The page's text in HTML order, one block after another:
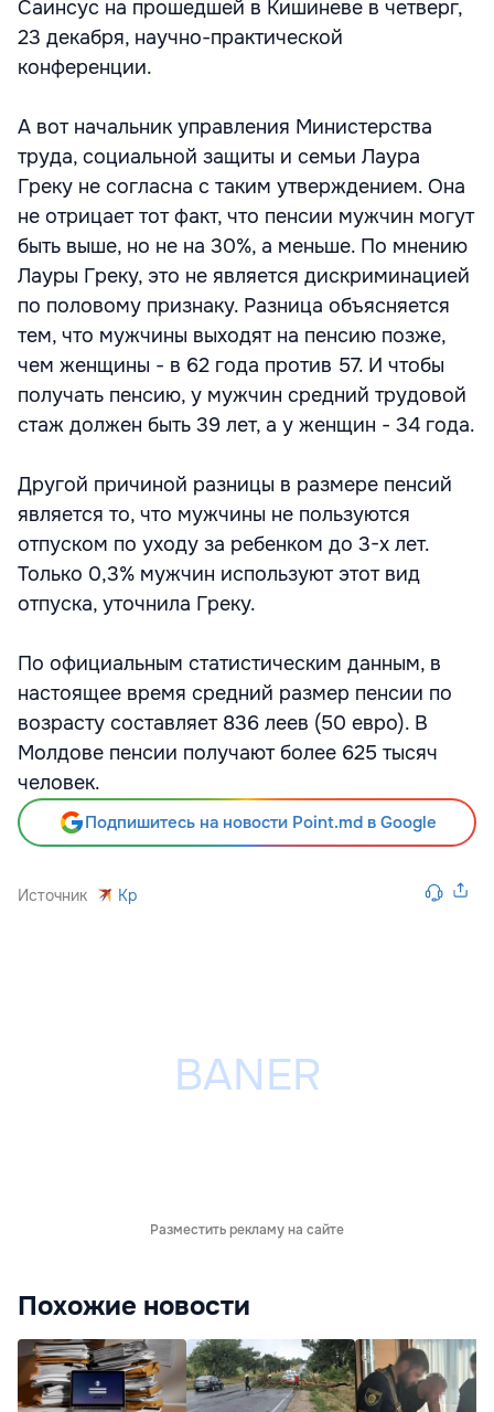
Саинсус на прошедшей в Кишиневе в четверг,
23 декабря, научно-практической
конференции.
А вот начальник управления Министерства
труда, социальной защиты и семьи Лаура
Греку не согласна с таким утверждением. Она
не отрицает тот факт, что пенсии мужчин могут
быть выше, но не на 30%, а меньше. По мнению
Лауры Греку, это не является дискриминацией
по половому признаку. Разница объясняется
тем, что мужчины выходят на пенсию позже,
чем женщины - в 62 года против 57. И чтобы
получать пенсию, у мужчин средний трудовой
стаж должен быть 39 лет, а у женщин - 34 года.
Другой причиной разницы в размере пенсий
является то, что мужчины не пользуются
отпуском по уходу за ребенком до 3-х лет.
Только 0,3% мужчин используют этот вид
отпуска, уточнила Греку.
По официальным статистическим данным, в
настоящее время средний размер пенсии по
возрасту составляет 836 леев (50 евро). В
Молдове пенсии получают более 625 тысяч
человек.
Подпишитесь на новости Point.md в Google
Источник Kp
Разместить рекламу на сайте
Похожие новости